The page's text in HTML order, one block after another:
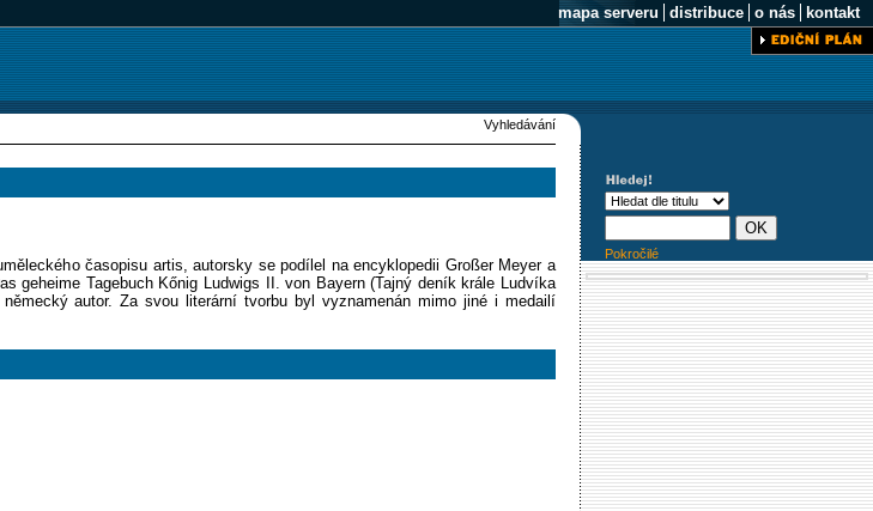
mapa serveru distribuce o nás kontakt
Vyhledávání
časopisu artis, autorsky se podílel na encyklopedii Großer Meyer a
geheime Tagebuch Kőnig Ludwigs II. von Bayern (Tajný deník krále Ludvíka
autor. Za svou literární tvorbu byl vyznamenán mimo jiné i medailí
Pokročilé